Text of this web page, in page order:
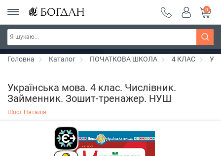
Серія "Чейзіана" ~ знижка 20%
0
Головна Каталог ПОЧАТКОВА ШКОЛА 4 КЛАС
Українська мова. 4 клас. Числівник.
Займенник. Зошит-тренажер. НУШ
Шост Наталія